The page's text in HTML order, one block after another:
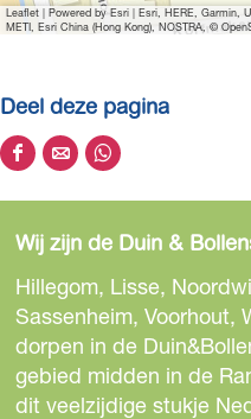
Leaflet | Powered by Esri | Esri, HERE, Garmin,
METI, Esri China (Hong Kong), NOSTRA, ©
Deel deze pagina
D
e
l
d
e
z
e
p
D
e
l
d
e
z
e
p
D
e
l
d
e
z
e
p
Wij zijn de Duin &
Hillegom, Lisse,
Sassenheim, Voorhout,
dorpen in de
gebied midden in de
dit veelzijdige stukje